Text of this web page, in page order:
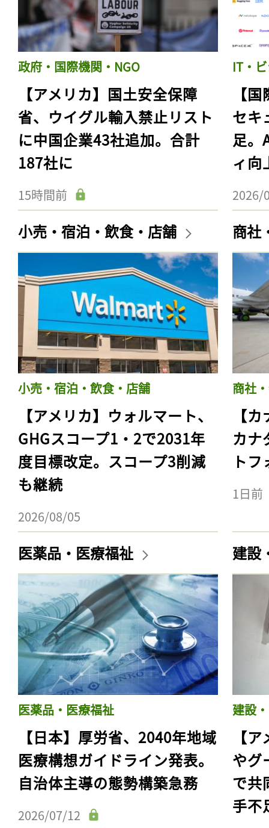
政府・国際機関・NGO
【アメリカ】国土安全保障
省、ウイグル輸入禁止リスト
に中国企業43社追加。合計
187社に
15時間前
IT・
【
セキ
足。
ィ向
2026/
小売・宿泊・飲食・店舗
小売・宿泊・飲食・店舗
【アメリカ】ウォルマート、
GHGスコープ1・2で2031年
度目標改定。スコープ3削減
も継続
2026/08/05
商社
商社
【
カナ
ト
1日前
医薬品・医療福祉
医薬品・医療福祉
【日本】厚労省、2040年地域
医療構想ガイドライン発表。
自治体主導の態勢構築急務
2026/07/12
建設
建設
【
やグ
で共
手不